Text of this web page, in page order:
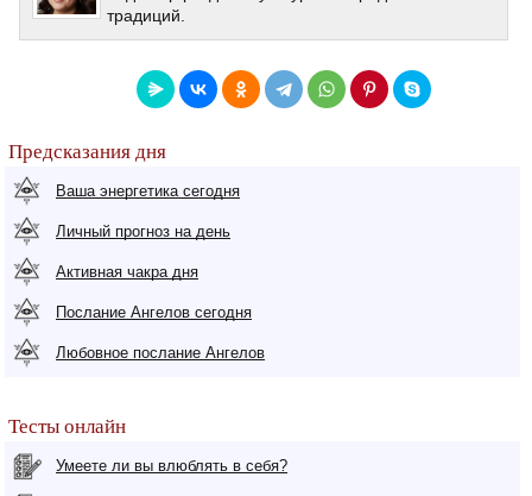
традиций.
Предсказания дня
Ваша энергетика сегодня
Личный прогноз на день
Активная чакра дня
Послание Ангелов сегодня
Любовное послание Ангелов
Тесты онлайн
Умеете ли вы влюблять в себя?